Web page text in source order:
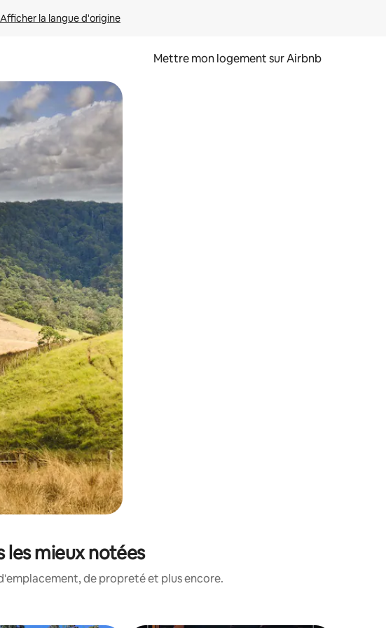
Afficher la langue d'origine
Mettre mon logement sur Airbnb
et en faisant glisser.
les mieux notées
de propreté et plus encore.